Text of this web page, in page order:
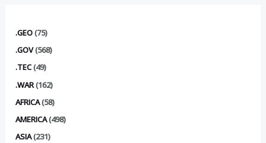
.GEO(75)
.GOV(568)
.TEC(49)
.WAR(162)
AFRICA(58)
AMERICA(498)
ASIA(231)